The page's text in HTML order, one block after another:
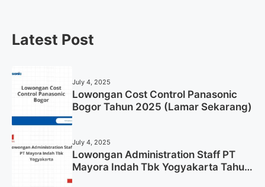
Latest Post
July 4, 2025
Lowongan Cost Control Panasonic
Bogor Tahun 2025 (Lamar Sekarang)
July 4, 2025
Lowongan Administration Staff PT
Mayora Indah Tbk Yogyakarta Tahun